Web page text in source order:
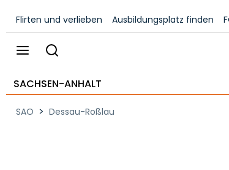
Flirten und verlieben Ausbildungsplatz finden
SACHSEN-ANHALT
SAO > Dessau-Roßlau